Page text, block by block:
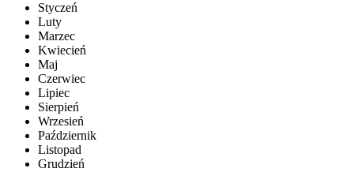
Styczeń
Luty
Marzec
Kwiecień
Maj
Czerwiec
Lipiec
Sierpień
Wrzesień
Październik
Listopad
Grudzień